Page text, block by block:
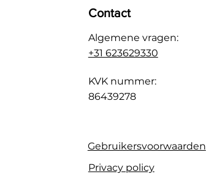
Contact
Algemene vragen:
+31 623629330
KVK nummer:
86439278
Gebruikersvoorwaarden
Privacy policy